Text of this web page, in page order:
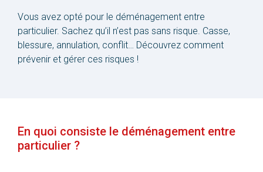
Vous avez opté pour le déménagement entre
particulier. Sachez qu’il n’est pas sans risque. Casse,
blessure, annulation, conflit… Découvrez comment
prévenir et gérer ces risques !
En quoi consiste le déménagement entre
particulier ?